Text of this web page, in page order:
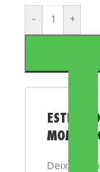
- +
ESTE
Deixe seu